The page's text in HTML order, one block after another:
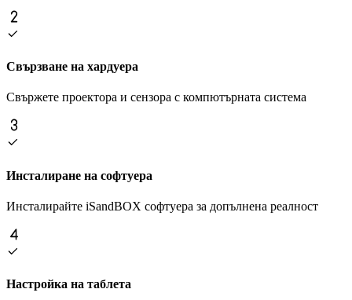
Свързване на хардуера
Свържете проектора и сензора с компютърната система
Инсталиране на софтуера
Инсталирайте iSandBOX софтуера за допълнена реалност
Настройка на таблета